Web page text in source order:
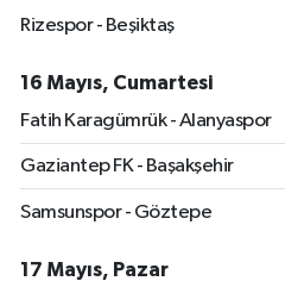
Rizespor - Beşiktaş
16 Mayıs, Cumartesi
Fatih Karagümrük - Alanyaspor
Gaziantep FK - Başakşehir
Samsunspor - Göztepe
17 Mayıs, Pazar